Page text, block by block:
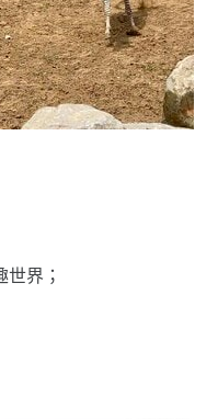
世界；